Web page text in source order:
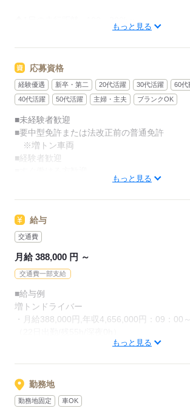
運送会社っていつも怒鳴っている人が
うちでは、そんなことはありえません。
みんないつも和気あいあいとしていて
仕事も、プライベートも楽しんでいます！
研修も、親切・丁寧に教えてもらえるし、
定年も67歳なので安心して働けます。
パワーゲート車：2～3件
パワーゲートを使って、
カートラという機材を使用しますので、
身体への負担はございません。
バックモニター＆ナビ完備など
最新トラックで安心してスタートできます。
【ドライバー未経験者大歓迎！】
最初は先輩のドライバーと
2週間、2ヵ月とあなたのスキルに合わせて
研修しますので、ご安心くださいね！
もっと見る
応募資格
経験優遇 新卒・第二 20代活躍 30代活躍 60代
40代活躍
50代活躍 主婦・主夫 ブランクOK
■未経験者歓迎
■要中型免許または法改正前の普通免許
※増トン車両
■経験者歓迎
■女性ドライバー活躍中！
もっと見る
給与
交通費
月給 388,000 円 ～
交通費一部支給
■給与例
増トンドライバー
・月給388,000円,年収4,656,000円：09：00
・通勤費：15,000円（弊社平均）込み
【別途支給】
もっと見る
勤務地
勤務地固定 車OK